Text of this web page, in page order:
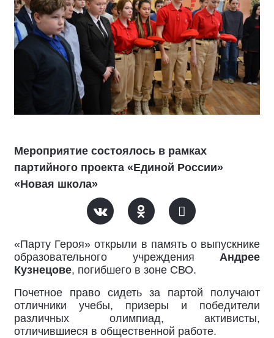
Мероприятие состоялось в рамках
партийного проекта «Единой России»
«Новая школа»
«Парту Героя» открыли в память о выпускнике
образовательного учреждения Андрее
Кузнецове, погибшего в зоне СВО.
Почетное право сидеть за партой получают
отличники учебы, призеры и победители
различных олимпиад, активисты,
отличившиеся в общественной работе.